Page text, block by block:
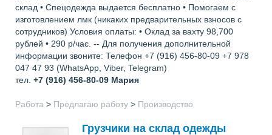
склад • Спецодежда выдается бесплатно • Помогаем с
изготовлением лмк (никаких предварительных взносов с
сотрудников) Условия оплаты: • Оклад за вахту 98,700
рублей • 290 р/час. -- Для получения дополнительной
информации звоните: Телефон +7 (916) 456-80-09 +7 978
047 47 93 (WhatsApp, Viber, Telegram)
тел. +7 (916) 456-80-09 Мария
Работа > Предлагаю работу > Производство
Грузчики на склад одежды